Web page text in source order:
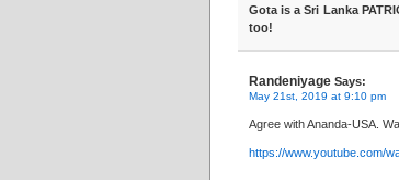
Gota is a Sri Lanka
too!
Randeniyage Says:
May 21st, 2019 at 9:10 pm
Agree with Ananda-USA.
https://www.youtube.com/